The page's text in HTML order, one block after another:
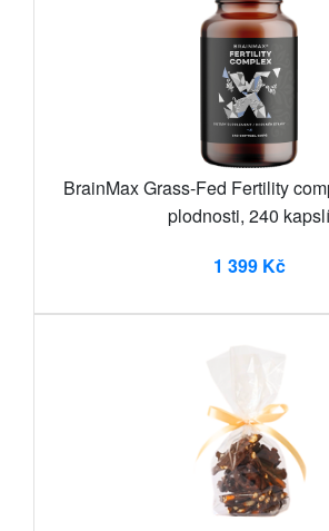
BrainMax Grass-Fed Fertility
plodnosti, 240 kapslí
1 399 Kč